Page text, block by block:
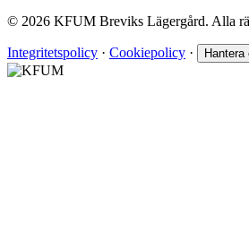
© 2026 KFUM Breviks Lägergård. Alla
Integritetspolicy · Cookiepolicy · Hantera